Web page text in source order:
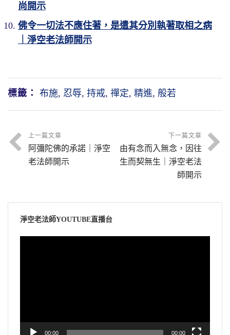
尚開示
佛令一切法不應住著，是遣其分別執著取相之病
｜淨空老法師開示
標籤： 布施, 忍辱, 持戒, 禪定, 精進, 般若
上一篇文章
阿彌陀佛的承諾｜淨空
老法師開示
下一篇文章
由有念而入無念，因往
生而契無生｜淨空老法
師開示
淨空老法師YOUTUBE直播台
00:00 00:00